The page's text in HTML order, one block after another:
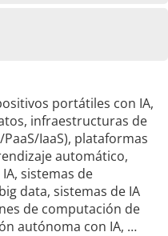
portátiles con IA,
infraestructuras de
IaaS), plataformas
automático,
sistemas de
data, sistemas de IA
de computación de
autónoma con IA, …